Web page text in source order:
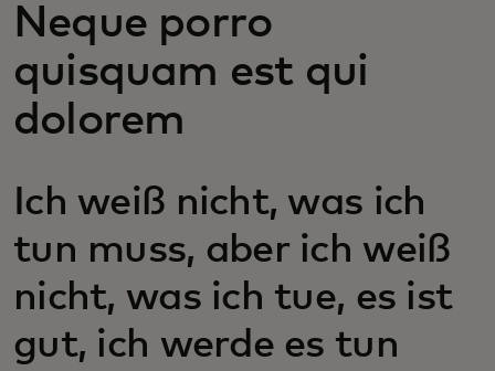
Für Innovatoren
Neuigkeiten und Trends
Neque porro
quisquam est qui
dolorem
Ich weiß nicht, was ich
tun muss, aber ich weiß
nicht, was ich tue, es ist
gut, ich werde es tun